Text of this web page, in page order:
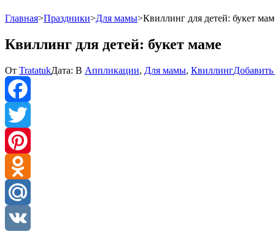
Главная>Праздники>Для мамы>Квиллинг для детей: букет
Квиллинг для детей: букет маме
От TratatukДата: В Аппликации, Для мамы, Квиллинг
Facebook
Twitter
Pinterest
Odnoklassniki
Mail.Ru